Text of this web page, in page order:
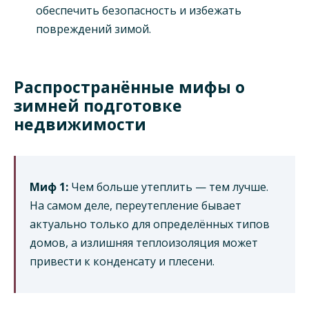
обеспечить безопасность и избежать
повреждений зимой.
Распространённые мифы о
зимней подготовке
недвижимости
Миф 1: Чем больше утеплить — тем лучше.
На самом деле, переутепление бывает
актуально только для определённых типов
домов, а излишняя теплоизоляция может
привести к конденсату и плесени.